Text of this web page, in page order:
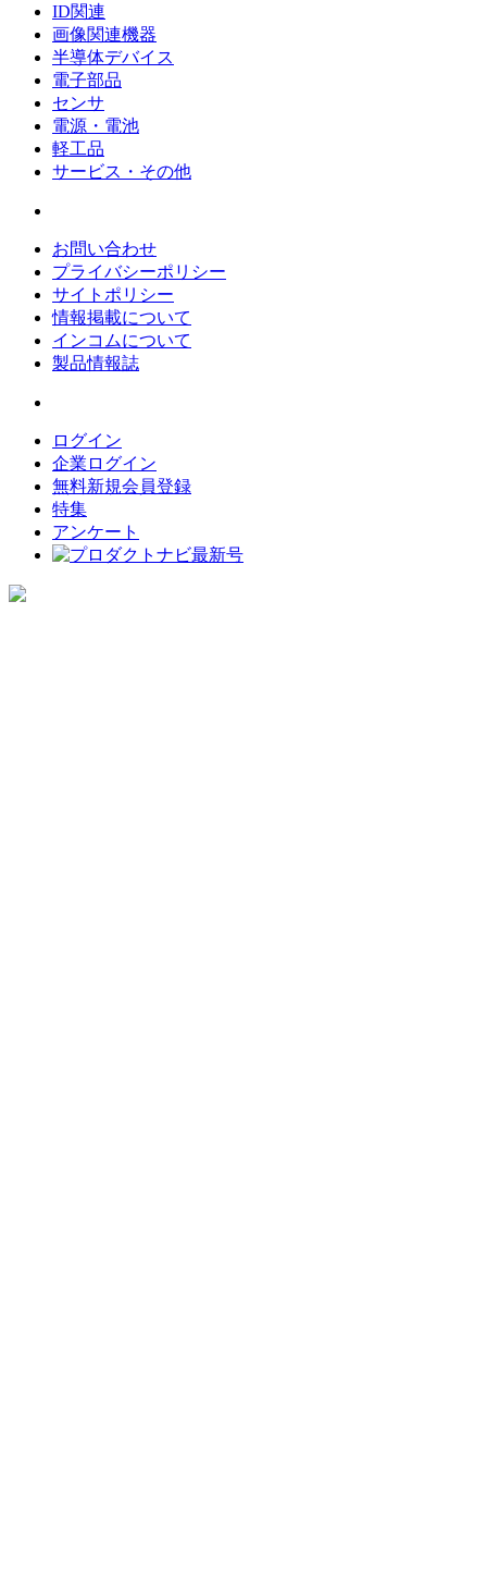
ID関連
画像関連機器
半導体デバイス
電子部品
センサ
電源・電池
軽工品
サービス・その他
お問い合わせ
プライバシーポリシー
サイトポリシー
情報掲載について
インコムについて
製品情報誌
ログイン
企業ログイン
無料新規会員登録
特集
アンケート